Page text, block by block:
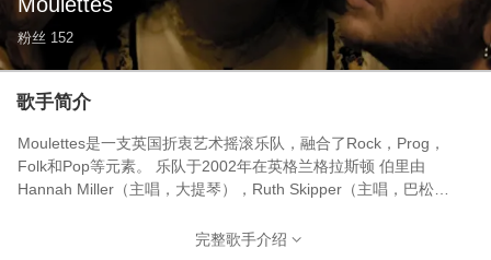
粉丝 152
歌手简介
Moulettes是一支英国折衷艺术摇滚乐队，融合了Rock，Prog，
Folk和Pop等元素。 乐队于2002年在英格兰格拉斯顿 伯里由
Hannah Miller（主唱，大提琴），Ruth Skipper（主唱，巴松
Austin（鼓，主唱）和Ted Dwane （贝司）组成。 目前的阵容是
完整歌手介绍